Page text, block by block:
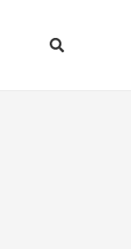
Paieška